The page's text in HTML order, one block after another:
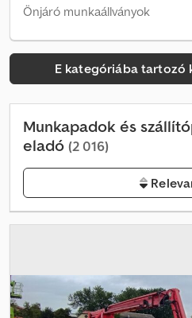
Önjáró munkaállványok
E kategóriába tartozó
Munkapadok és
eladó (2 016)